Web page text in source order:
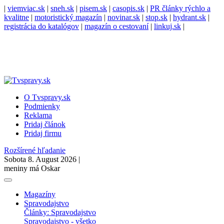
| viemviac.sk | sneh.sk | pisem.sk | casopis.sk | PR články rýchlo a
kvalitne | motoristický magazín | novinar.sk | stop.sk | hydrant.sk |
registrácia do katalógov | magazín o cestovaní| linkuj.sk |
O Tvspravy.sk
Podmienky
Reklama
Pridaj článok
Pridaj firmu
Rozšírené hľadanie
Sobota 8. August 2026 |
meniny má Oskar
Magazíny
Spravodajstvo
Články: Spravodajstvo
Spravodajstvo - všetko